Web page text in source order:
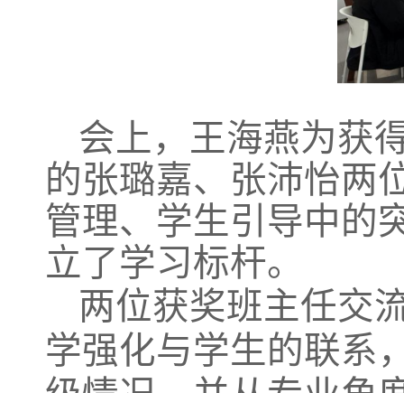
会上，王海燕为获
的张璐嘉、张沛怡两
管理、学生引导中的
立了学习标杆。
两位获奖班主任交
学强化与学生的联系